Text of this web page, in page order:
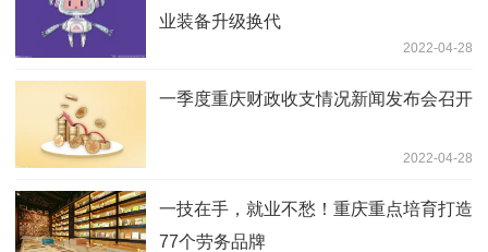
业装备升级换代
2022-04-28
一季度重庆财政收支情况新闻发布会召开
2022-04-28
一技在手，就业不愁！重庆重点培育打造
77个劳务品牌